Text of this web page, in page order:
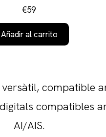
€59
Añadir al carrito
compatible
compatibles
AI/AIS.